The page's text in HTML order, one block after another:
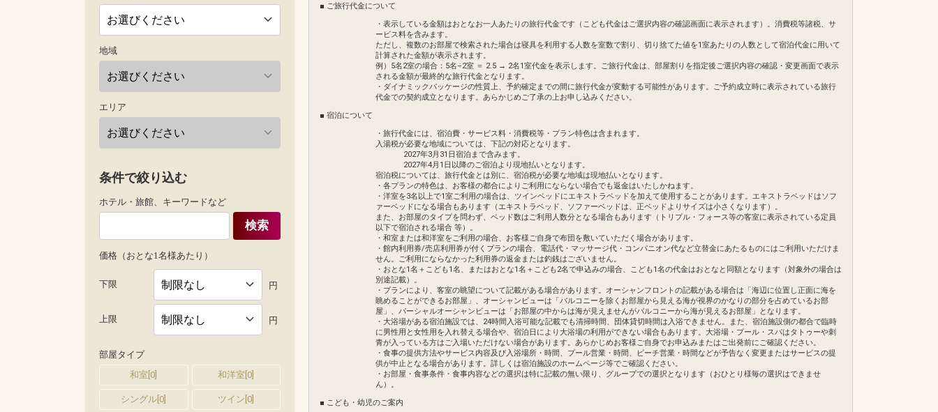
クラスJを利用する
沖縄(那覇)
15:25
東京(羽田)
18:10
― 円
クラスJを利用する
982便
沖縄(那覇) 東京(羽田)
クラスJを利用する ― 円
沖縄(那覇)
17:50
東京(羽田)
20:25
5 +26,800円
クラスJを利用する ― 円
沖縄(那覇)
18:25
東京(羽田)
22:45
― 円
クラスJを利用する ― 円
沖縄(那覇)
18:45
東京(羽田)
21:20
― 円
クラスJを利用する ― 円
沖縄(那覇)
19:25
東京(羽田)
22:00
― 円
地域
エリア
条件で絞り込む
ホテル・旅館、キーワードなど
検索
価格（おとな1名様あたり）
下限 円
上限 円
部屋タイプ
和室 0 和洋室 0
シングル 0 ツイン 0
■ ご旅行代金について
・表示している金額はおとなお一人あたりの旅行代金です（こども代金はご選択内容の確認画面に表示されます）。消費税等諸税、サ
ービス料を含みます。
ただし、複数のお部屋で検索された場合は寝具を利用する人数を室数で割り、切り捨てた値を1室あたりの人数として宿泊代金に用いて
計算された金額が表示されます。
例）5名2室の場合：5名÷2室 ＝ 2.5 → 2名1室代金を表示します。ご旅行代金は、部屋割りを指定後ご選択内容の確認・変更画面で表示
される金額が最終的な旅行代金となります。
・ダイナミックパッケージの性質上、予約確定までの間に旅行代金が変動する可能性があります。ご予約成立時に表示されている旅行
代金での契約成立となります。あらかじめご了承の上お申し込みください。
■ 宿泊について
・旅行代金には、宿泊費・サービス料・消費税等・プラン特色は含まれます。
入湯税が必要な地域については、下記の対応となります。
2027年3月31日宿泊まで含みます。
2027年4月1日以降のご宿泊より現地払いとなります。
宿泊税については、旅行代金とは別に、宿泊税が必要な地域は現地払いとなります。
・各プランの特色は、お客様の都合によりご利用にならない場合でも返金はいたしかねます。
・洋室を3名以上で1室ご利用の場合は、ツインベッドにエキストラベッドを加えて使用することがあります。エキストラベッドはソフ
ァーベッドになる場合もあります（エキストラベッド、ソファーベッドは、正ベッドよりサイズは小さくなります）。
また、お部屋のタイプを問わず、ベッド数はご利用人数分となる場合もあります（トリプル・フォース等の客室に表示されている定員
以下で宿泊される場合 等）。
・和室または和洋室をご利用の場合、お客様ご自身で布団を敷いていただく場合があります。
・館内利用券/売店利用券が付くプランの場合、電話代・マッサージ代・コンパニオン代など立替金にあたるものにはご利用いただけま
せん。ご利用にならなかった利用券の返金または釣銭はございません。
・おとな1名＋こども1名、またはおとな1名＋こども2名で申込みの場合、こども1名の代金はおとなと同額となります（対象外の場合は
別途記載）。
・プランにより、客室の眺望について記載がある場合があります。オーシャンフロントの記載がある場合は「海辺に位置し正面に海を
眺めることができるお部屋」、オーシャンビューは「バルコニーを除くお部屋から見える海が視界のかなりの部分を占めているお部
屋」、パーシャルオーシャンビューは「お部屋の中からは海が見えませんがバルコニーから海が見えるお部屋」となります。
・大浴場がある宿泊施設では、24時間入浴可能な記載でも清掃時間、団体貸切時間は入浴できません。また、宿泊施設側の都合で臨時
に男性用と女性用を入れ替える場合や、宿泊日により大浴場の利用ができない場合もあります。大浴場・プール・スパはタトゥーや刺
青が入っている方はご入場いただけない場合があります。あらかじめお客様ご自身でお申込みまたはご出発前にご確認ください。
・食事の提供方法やサービス内容及び入浴場所・時間、プール営業・時間、ビーチ営業・時間などが予告なく変更またはサービスの提
供が中止となる場合があります。詳しくは宿泊施設のホームページ等でご確認ください。
・お部屋・食事条件・食事内容などの選択は特に記載の無い限り、グループでの選択となります（おひとり様毎の選択はできませ
ん）。
■ こども・幼児のご案内